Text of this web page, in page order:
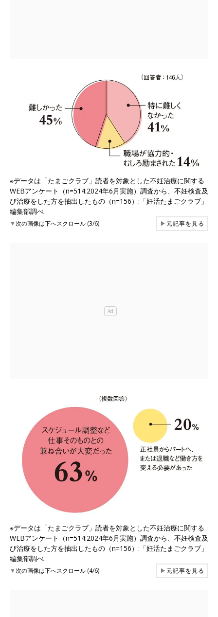
※データは「たまごクラブ」読者を対象とした不妊治療に関する
WEBアンケート（n=514:2024年6月実施）調査から、不妊検査及
び治療をした方を抽出したもの（n=156）:「妊活たまごクラブ」
編集部調べ
▼次の画像は下へスクロール (3/6) ▶元記事を見る
※データは「たまごクラブ」読者を対象とした不妊治療に関する
WEBアンケート（n=514:2024年6月実施）調査から、不妊検査及
び治療をした方を抽出したもの（n=156）:「妊活たまごクラブ」
編集部調べ
▼次の画像は下へスクロール (4/6) ▶元記事を見る